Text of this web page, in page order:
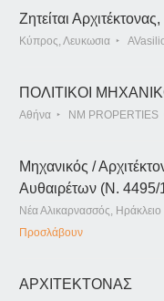
Ζητείται Αρχιτέκτονας,
Κύπρος, Λευκωσια
ΠΟΛΙΤΙΚΟΙ
Αθήνα NM PROPERTIES
Μηχανικός /
Αυθαιρέτων (Ν. 4495/
Νέα Αλικαρνασσός,
Προσλάβουν
ΑΡΧΙΤΕΚΤΟΝΑΣ